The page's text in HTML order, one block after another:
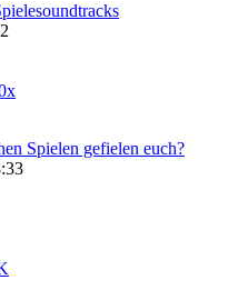
Spielen gefielen euch?